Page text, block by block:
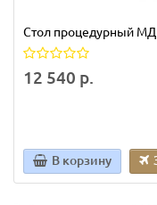
Стол процедурный МД
12 540 р.
В корзину